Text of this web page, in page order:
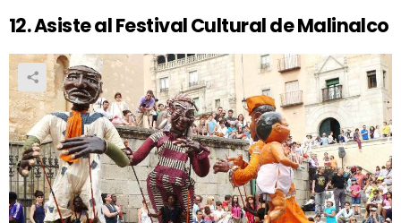
12. Asiste al Festival Cultural de Malinalco